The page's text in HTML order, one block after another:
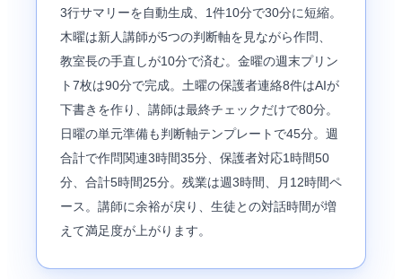
3行サマリーを自動生成、1件10分で30分に短縮。
木曜は新人講師が5つの判断軸を見ながら作問、
教室長の手直しが10分で済む。金曜の週末プリン
ト7枚は90分で完成。土曜の保護者連絡8件はAIが
下書きを作り、講師は最終チェックだけで80分。
日曜の単元準備も判断軸テンプレートで45分。週
合計で作問関連3時間35分、保護者対応1時間50
分、合計5時間25分。残業は週3時間、月12時間ペ
ース。講師に余裕が戻り、生徒との対話時間が増
えて満足度が上がります。